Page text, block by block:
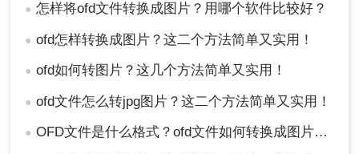
● 怎样将ofd文件转换成图片？用哪个软件比较好？
● ofd怎样转换成图片？这二个方法简单又实用！
● ofd如何转图片？这几个方法简单又实用！
● ofd文件怎么转jpg图片？这二个方法简单又实用！
● OFD文件是什么格式？ofd文件如何转换成图片格式？